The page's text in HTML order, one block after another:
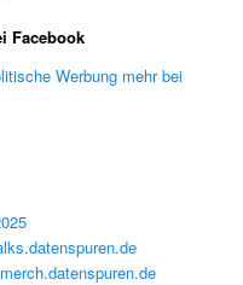
Facebook
Werbung mehr bei